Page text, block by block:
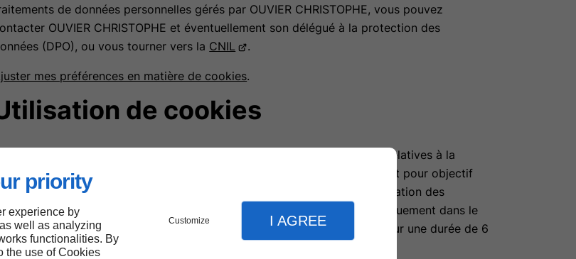
priority
experience by
well as analyzing
functionalities. By
the use of Cookies
Customize I AGREE
de données personnelles gérés par OUVIER CHRISTOPHE, vous pouvez
OUVIER CHRISTOPHE et éventuellement son délégué à la protection des
(DPO), ou vous tourner vers la CNIL .
mes préférences en matière de cookies.
de cookies
Les cookies permettent d’enregistrer les informations (non personnelles) relatives à la
navigation des utilisateurs sur internet. Les cookies déposés par Linkeo ont pour objectif
de l’expérience de navigation des visiteurs ainsi que l’optimisation des
Dès lors que vous les acceptés, ceux-ci ne seront utilisés uniquement dans le
de votre navigation sur le site
www.christophe-ouvier.com
, et ce pour une durée de 6
maximum.